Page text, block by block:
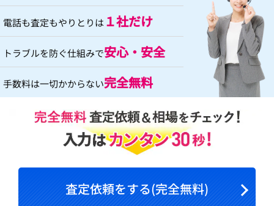
電話も査定もやりとりは １社だけ
トラブルを防ぐ仕組みで安心・安全
手数料は一切かからない完全無料
査定依頼をする(完全無料)